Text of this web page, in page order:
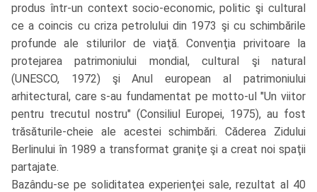
produs într-un context socio-economic, politic şi cultural
ce a coincis cu criza petrolului din 1973 şi cu schimbările
profunde ale stilurilor de viaţă. Convenţia privitoare la
protejarea patrimoniului mondial, cultural şi natural
(UNESCO, 1972) şi Anul european al patrimoniului
arhitectural, care s-au fundamentat pe motto-ul "Un viitor
pentru trecutul nostru" (Consiliul Europei, 1975), au fost
trăsăturile-cheie ale acestei schimbări. Căderea Zidului
Berlinului în 1989 a transformat graniţe şi a creat noi spaţii
partajate.
Bazându-se pe soliditatea experienţei sale, rezultat al 40